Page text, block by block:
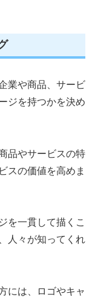
業や商品、サービ
ジを持つかを決め
品やサービスの特
スの価値を高めま
を一貫して描くこ
人々が知ってくれ
には、ロゴやキャ